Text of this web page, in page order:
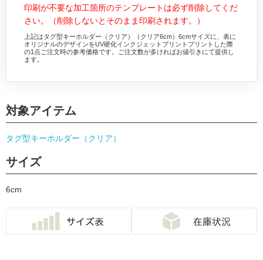
印刷が不要な加工箇所のテンプレートは必ず削除してくだ
さい。（削除しないとそのまま印刷されます。）
上記はタグ型キーホルダー（クリア）（クリア6cm）6cmサイズに、表に
オリジナルのデザインをUV硬化インクジェットプリントプリントした際
の1点ご注文時の参考価格です。ご注文数が多ければお値引きにて提供し
ます。
対象アイテム
タグ型キーホルダー（クリア）
サイズ
6cm